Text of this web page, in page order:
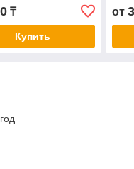
₸
Купить
от